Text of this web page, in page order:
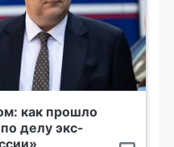
как прошло
делу экс-